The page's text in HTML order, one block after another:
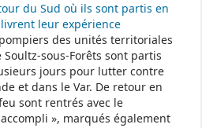
du Sud où ils sont partis en
leur expérience
des unités territoriales
sous-Forêts sont partis
jours pour lutter contre
et dans le Var. De retour en
sont rentrés avec le
», marqués également